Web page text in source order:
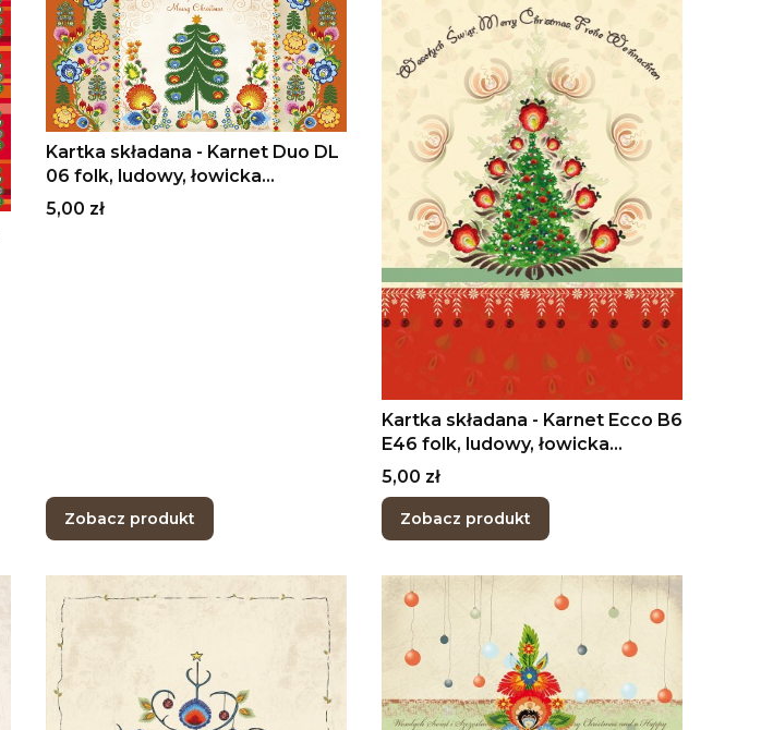
Kartka składana - Karnet Duo DL
06 folk, ludowy, łowicka
wycinanka, Boże Narodzenie
Cena
5,00 zł
Zobacz produkt
Kartka składana - Karnet Ecco B6
E46 folk, ludowy, łowicka
wycinanka, Boże Narodzenie
Cena
5,00 zł
Zobacz produkt